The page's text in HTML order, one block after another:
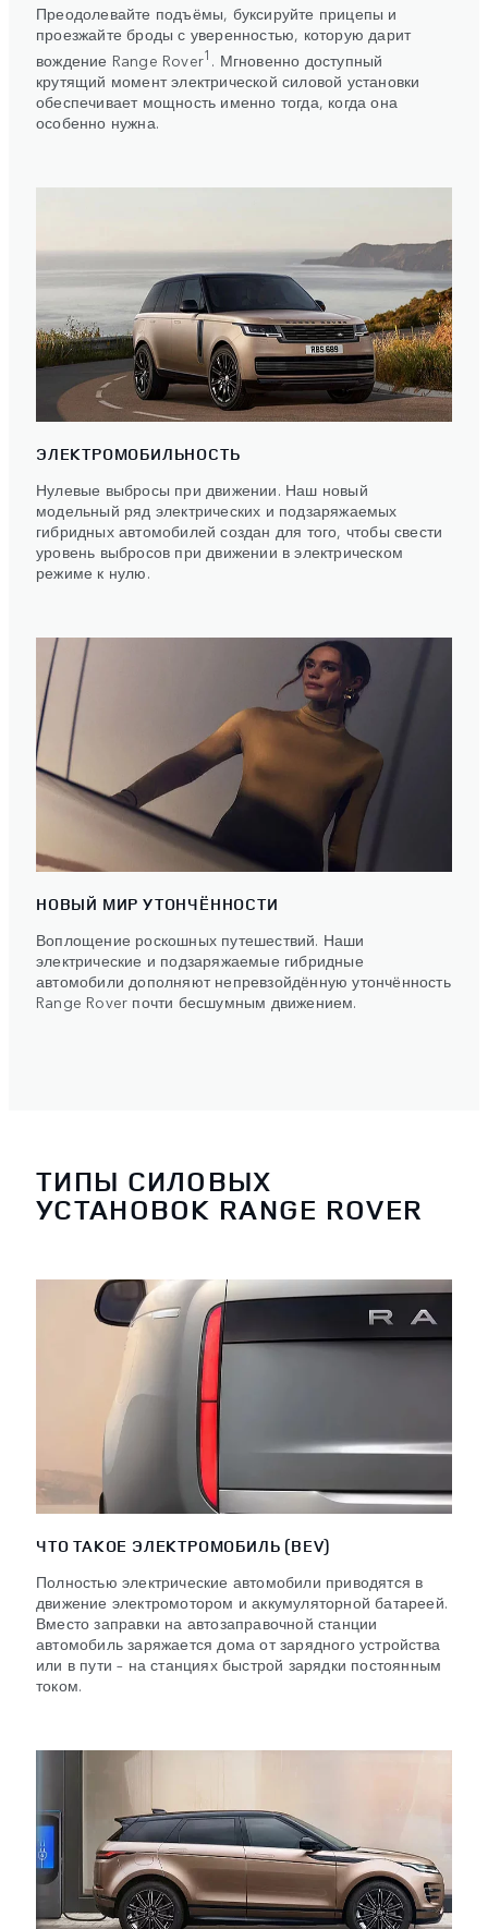
Преодолевайте подъёмы, буксируйте прицепы и
проезжайте броды с уверенностью, которую дарит
вождение Range Rover1 . Мгновенно доступный
крутящий момент электрической силовой установки
обеспечивает мощность именно тогда, когда она
особенно нужна.
ЭЛЕКТРОМОБИЛЬНОСТЬ
Нулевые выбросы при движении. Наш новый
модельный ряд электрических и подзаряжаемых
гибридных автомобилей создан для того, чтобы свести
уровень выбросов при движении в электрическом
режиме к нулю.
НОВЫЙ МИР УТОНЧЁННОСТИ
Воплощение роскошных путешествий. Наши
электрические и подзаряжаемые гибридные
автомобили дополняют непревзойдённую утончённость
Range Rover почти бесшумным движением.
ТИПЫ СИЛОВЫХ
УСТАНОВОК RANGE ROVER
ЧТО ТАКОЕ ЭЛЕКТРОМОБИЛЬ (BEV)
Полностью электрические автомобили приводятся в
движение электромотором и аккумуляторной батареей.
Вместо заправки на автозаправочной станции
автомобиль заряжается дома от зарядного устройства
или в пути – на станциях быстрой зарядки постоянным
током.